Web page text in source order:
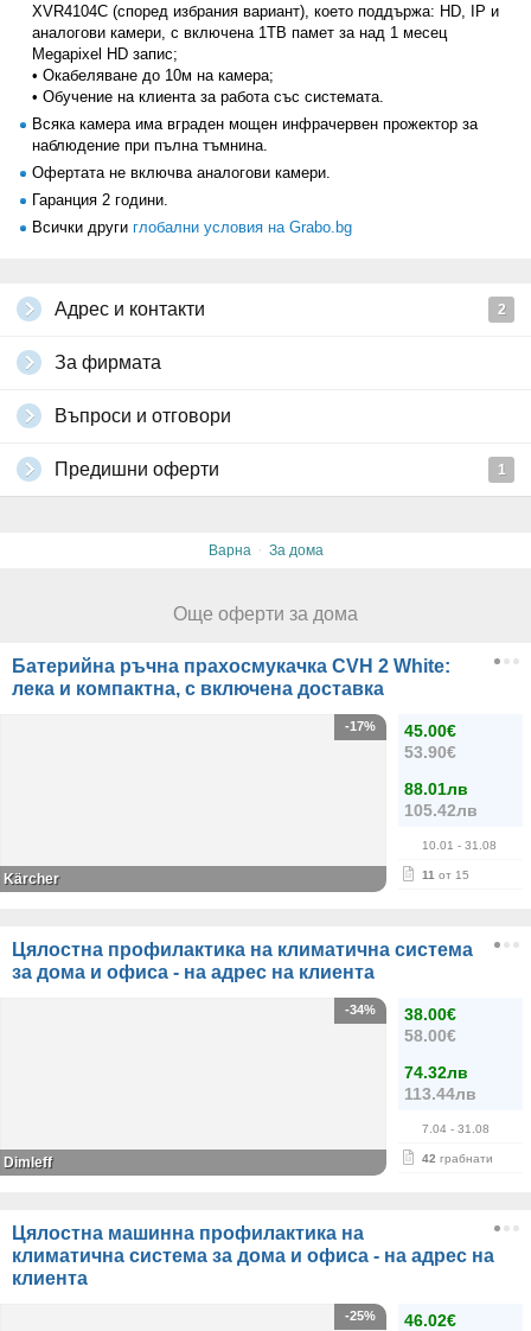
XVR4104С (според избрания вариант), което поддържа: HD, IP и
аналогови камери, с включена 1TB памет за над 1 месец
Megapixel HD запис;
• Окабеляване до 10м на камера;
• Обучение на клиента за работа със системата.
Всяка камера има вграден мощен инфрачервен прожектор за
наблюдение при пълна тъмнина.
Офертата не включва аналогови камери.
Гаранция 2 години.
Всички други глобални условия на Grabo.bg
Адрес и контакти 2
За фирмата
Въпроси и отговори
Предишни оферти 1
Варна · За дома
Още оферти за дома
Батерийна ръчна прахосмукачка CVH 2 White:
лека и компактна, с включена доставка
45.00€
53.90€
88.01лв
105.42лв
10.01 - 31.08
11 от 15
-17%
Kärcher
Цялостна профилактика на климатична система
за дома и офиса - на адрес на клиента
38.00€
58.00€
74.32лв
113.44лв
7.04 - 31.08
42 грабнати
-34%
Dimleff
Цялостна машинна профилактика на
климатична система за дома и офиса - на адрес на
клиента
46.02€
-25%